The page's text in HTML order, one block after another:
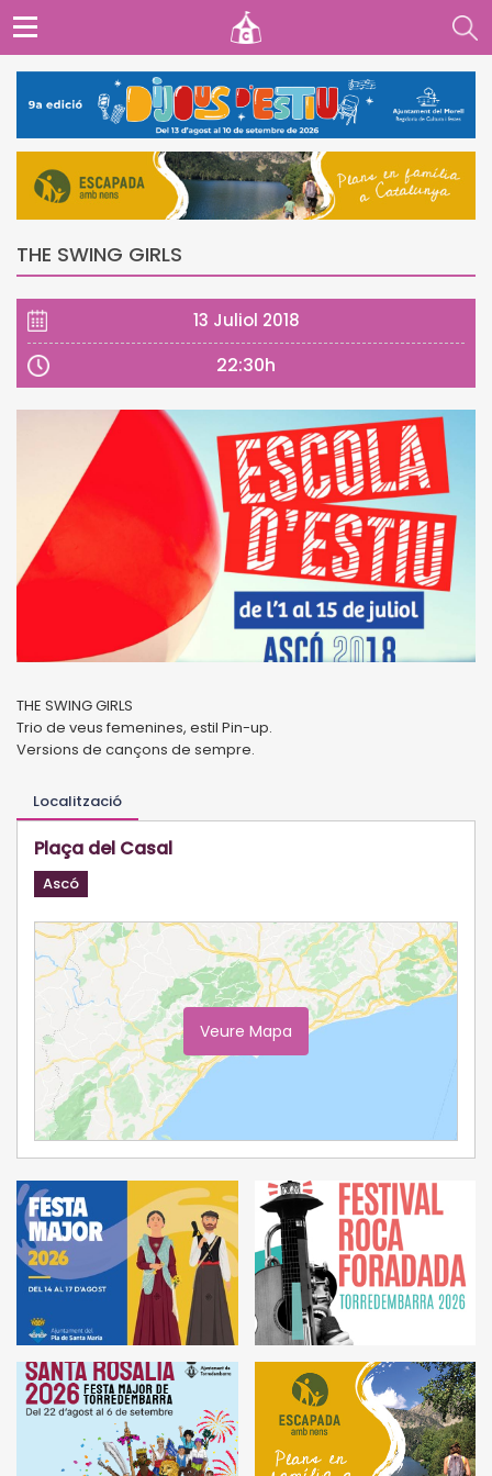
THE SWING GIRLS
13 Juliol 2018
22:30h
THE SWING GIRLS
Trio de veus femenines, estil Pin-up.
Versions de cançons de sempre.
Localització
Plaça del Casal
Ascó
Veure Mapa